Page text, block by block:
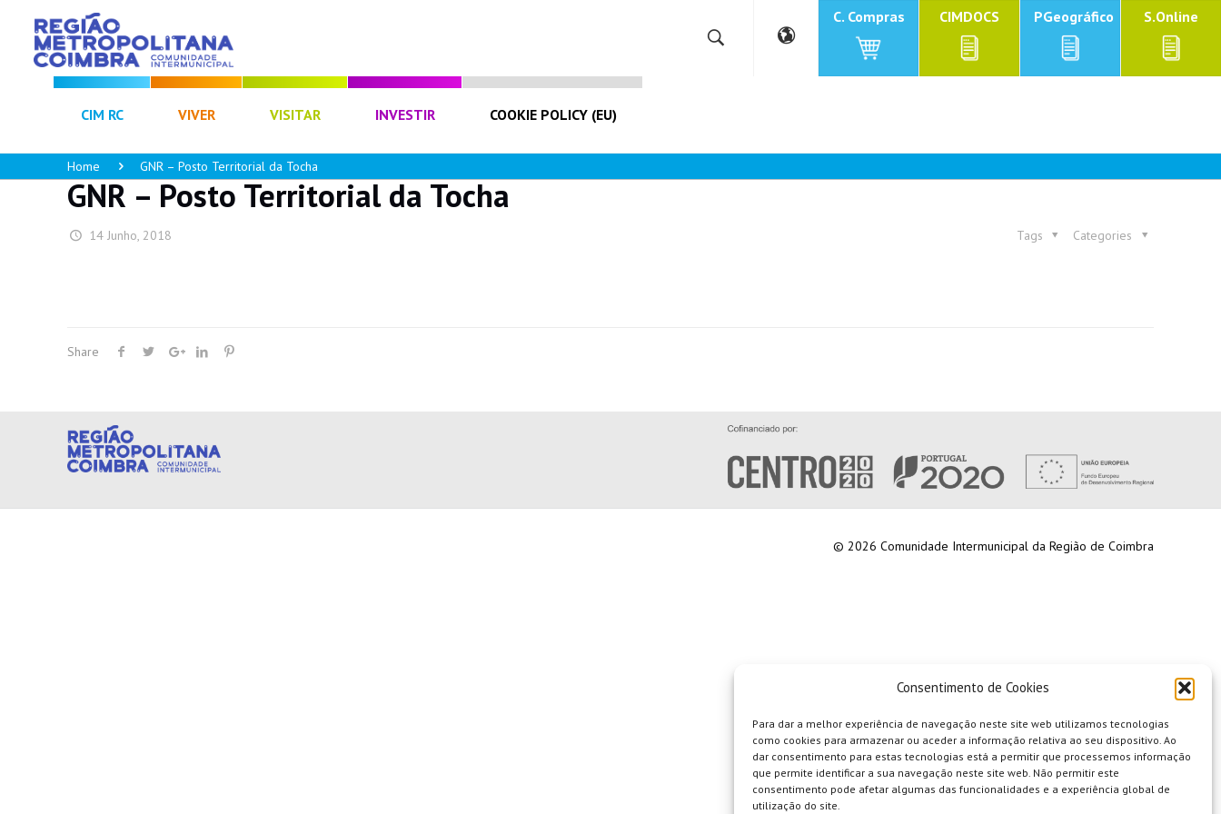
Consentimento de Cookies
Para dar a melhor experiência de navegação neste site web utilizamos tecnologias
como cookies para armazenar ou aceder a informação relativa ao seu dispositivo. Ao
dar consentimento para estas tecnologias está a permitir que processemos informação
que permite identificar a sua navegação neste site web. Não permitir este
consentimento pode afetar algumas das funcionalidades e a experiência global de
utilização do site.
CIM RC VIVER VISITAR INVESTIR COOKIE POLICY (EU)
C. Compras CIMDOCS PGeográfico S.Online
Home GNR – Posto Territorial da Tocha
GNR – Posto Territorial da Tocha
14 Junho, 2018 Categories
Tags
Share
© 2026 Comunidade Intermunicipal da Região de Coimbra